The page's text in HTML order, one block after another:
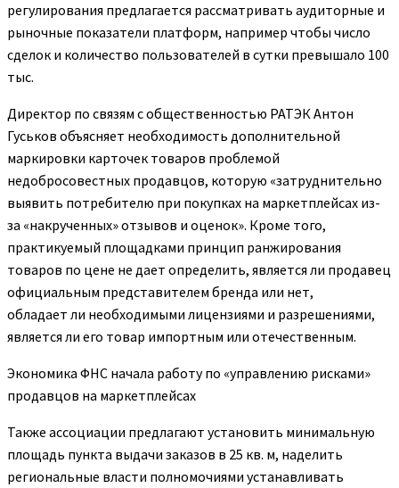
регулирования предлагается рассматривать аудиторные и
рыночные показатели платформ, например чтобы число
сделок и количество пользователей в сутки превышало 100
тыс.
Директор по связям с общественностью РАТЭК Антон
Гуськов объясняет необходимость дополнительной
маркировки карточек товаров проблемой
недобросовестных продавцов, которую «затруднительно
выявить потребителю при покупках на маркетплейсах из-
за «накрученных» отзывов и оценок». Кроме того,
практикуемый площадками принцип ранжирования
товаров по цене не дает определить, является ли продавец
официальным представителем бренда или нет,
обладает ли необходимыми лицензиями и разрешениями,
является ли его товар импортным или отечественным.
Экономика ФНС начала работу по «управлению рисками»
продавцов на маркетплейсах
Также ассоциации предлагают установить минимальную
площадь пункта выдачи заказов в 25 кв. м, наделить
региональные власти полномочиями устанавливать